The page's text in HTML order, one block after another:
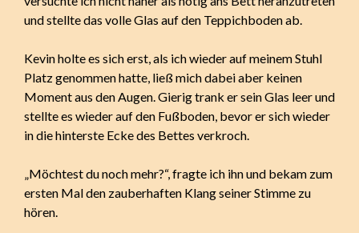
und stellte das volle Glas auf den Teppichboden ab.
Kevin holte es sich erst, als ich wieder auf meinem Stuhl
Platz genommen hatte, ließ mich dabei aber keinen
Moment aus den Augen. Gierig trank er sein Glas leer und
stellte es wieder auf den Fußboden, bevor er sich wieder
in die hinterste Ecke des Bettes verkroch.
„Möchtest du noch mehr?“, fragte ich ihn und bekam zum
ersten Mal den zauberhaften Klang seiner Stimme zu
hören.